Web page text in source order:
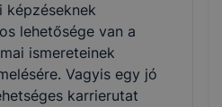
képzéseknek
lehetősége van a
ismereteinek
Vagyis egy jó
karrierutat